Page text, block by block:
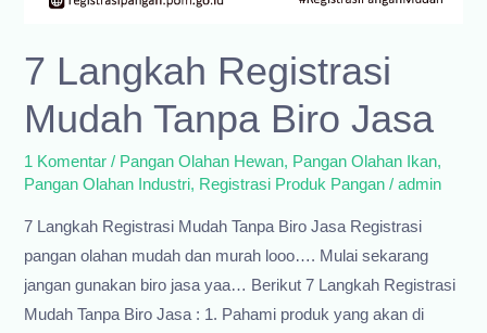
7 Langkah Registrasi
Mudah Tanpa Biro Jasa
1 Komentar / Pangan Olahan Hewan, Pangan Olahan Ikan,
Pangan Olahan Industri, Registrasi Produk Pangan /admin
7 Langkah Registrasi Mudah Tanpa Biro Jasa Registrasi
pangan olahan mudah dan murah looo…. Mulai sekarang
jangan gunakan biro jasa yaa… Berikut 7 Langkah Registrasi
Mudah Tanpa Biro Jasa : 1. Pahami produk yang akan di